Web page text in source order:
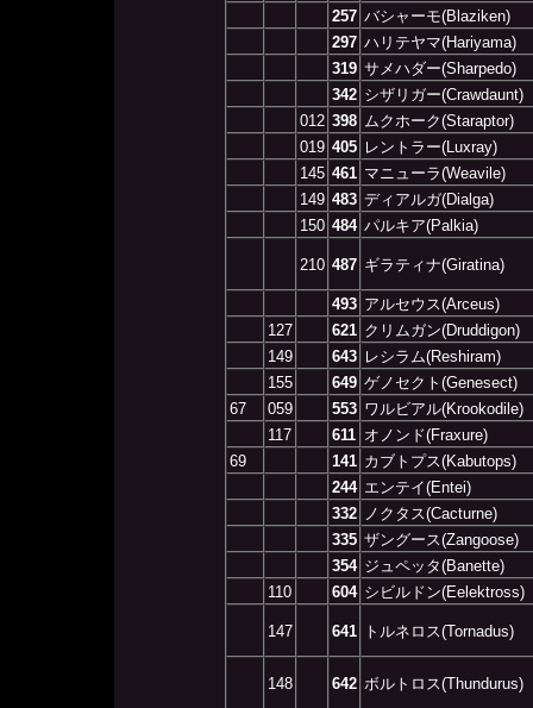
257 バシャーモ(Blaziken)
297 ハリテヤマ(Hariyama)
319 サメハダー(Sharpedo)
342 シザリガー(Crawdaunt)
012 398 ムクホーク(Staraptor)
019 405 レントラー(Luxray)
145 461 マニューラ(Weavile)
149 483 ディアルガ(Dialga)
150 484 パルキア(Palkia)
210 487 ギラティナ(Giratina)
493 アルセウス(Arceus)
127
621 クリムガン(Druddigon)
149
643 レシラム(Reshiram)
155
649 ゲノセクト(Genesect)
67
059 553 ワルビアル(Krookodile)
117
611 オノンド(Fraxure)
69
141 カブトプス(Kabutops)
244 エンテイ(Entei)
332
ノクタス(Cacturne)
335 ザングース(Zangoose)
354 ジュペッタ(Banette)
110
604 シビルドン(Eelektross)
147 641 トルネロス(Tornadus)
148 642 ボルトロス(Thundurus)